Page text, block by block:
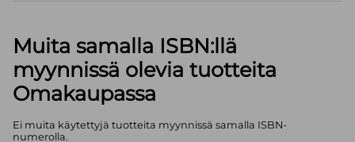
Muita samalla ISBN:llä
myynnissä olevia tuotteita
Omakaupassa
Ei muita käytettyjä tuotteita myynnissä samalla ISBN-
numerolla.